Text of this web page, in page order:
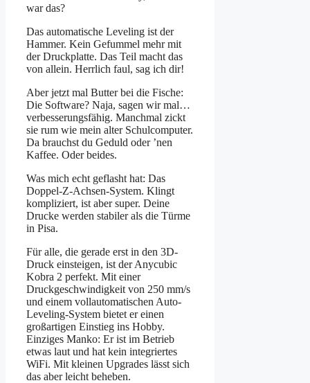
war das?
Das automatische Leveling ist der
Hammer. Kein Gefummel mehr mit
der Druckplatte. Das Teil macht das
von allein. Herrlich faul, sag ich dir!
Aber jetzt mal Butter bei die Fische:
Die Software? Naja, sagen wir mal…
verbesserungsfähig. Manchmal zickt
sie rum wie mein alter Schulcomputer.
Da brauchst du Geduld oder ’nen
Kaffee. Oder beides.
Was mich echt geflasht hat: Das
Doppel-Z-Achsen-System. Klingt
kompliziert, ist aber super. Deine
Drucke werden stabiler als die Türme
in Pisa.
Für alle, die gerade erst in den 3D-
Druck einsteigen, ist der Anycubic
Kobra 2 perfekt. Mit einer
Druckgeschwindigkeit von 250 mm/s
und einem vollautomatischen Auto-
Leveling-System bietet er einen
großartigen Einstieg ins Hobby.
Einziges Manko: Er ist im Betrieb
etwas laut und hat kein integriertes
WiFi. Mit kleinen Upgrades lässt sich
das aber leicht beheben.